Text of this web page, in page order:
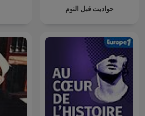
حواديت قبل النوم